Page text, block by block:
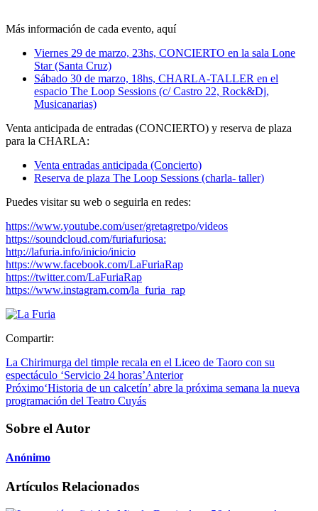
Más información de cada evento, aquí
Viernes 29 de marzo, 23hs, CONCIERTO en la sala Lone
Star (Santa Cruz)
Sábado 30 de marzo, 18hs, CHARLA-TALLER en el
espacio The Loop Sessions (c/ Castro 22, Rock&Dj,
Musicanarias)
Venta anticipada de entradas (CONCIERTO) y reserva de plaza
para la CHARLA:
Venta entradas anticipada (Concierto)
Reserva de plaza The Loop Sessions (charla- taller)
Puedes visitar su web o seguirla en redes:
https://www.youtube.com/user/gretagretpo/videos
https://soundcloud.com/furiafuriosa:
http://lafuria.info/inicio/inicio
https://www.facebook.com/LaFuriaRap
https://twitter.com/LaFuriaRap
https://www.instagram.com/la_furia_rap
Compartir:
La Chirimurga del timple recala en el Liceo de Taoro con su
espectáculo ‘Servicio 24 horas’Anterior
Próximo‘Historia de un calcetín’ abre la próxima semana la nueva
programación del Teatro Cuyás
Sobre el Autor
Anónimo
Artículos Relacionados